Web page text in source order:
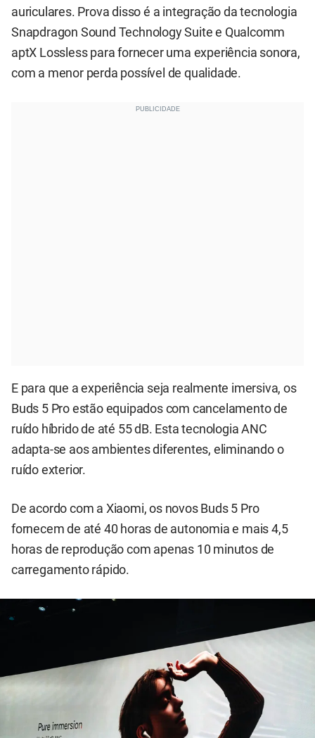
auriculares. Prova disso é a integração da tecnologia
Snapdragon Sound Technology Suite e Qualcomm
aptX Lossless para fornecer uma experiência sonora,
com a menor perda possível de qualidade.
E para que a experiência seja realmente imersiva, os
Buds 5 Pro estão equipados com cancelamento de
ruído híbrido de até 55 dB. Esta tecnologia ANC
adapta-se aos ambientes diferentes, eliminando o
ruído exterior.
De acordo com a Xiaomi, os novos Buds 5 Pro
fornecem de até 40 horas de autonomia e mais 4,5
horas de reprodução com apenas 10 minutos de
carregamento rápido.